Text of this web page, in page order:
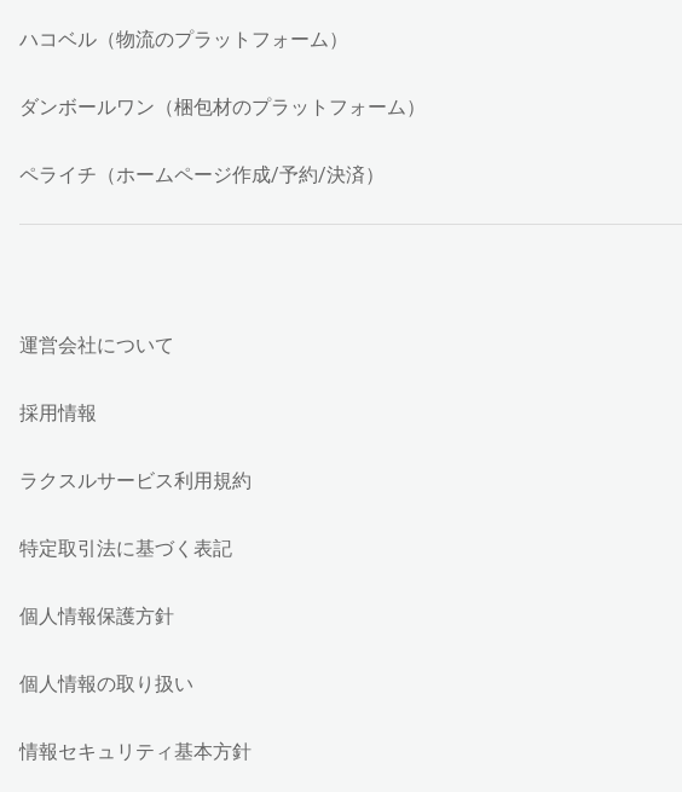
ハコベル（物流のプラットフォーム）
ダンボールワン（梱包材のプラットフォーム）
ペライチ（ホームページ作成/予約/決済）
運営会社について
採用情報
ラクスルサービス利用規約
特定取引法に基づく表記
個人情報保護方針
個人情報の取り扱い
情報セキュリティ基本方針